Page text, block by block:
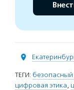
ТЕГИ: безопасный
цифровая этика,